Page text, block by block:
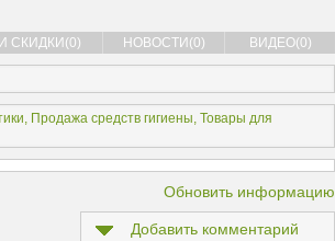
СКИДКИ(0) НОВОСТИ(0) ВИДЕО(0)
, Продажа средств гигиены, Товары для
Обновить информацию
Добавить комментарий